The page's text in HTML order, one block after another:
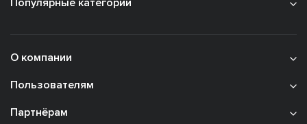
Популярные категории
О компании
Пользователям
Партнёрам